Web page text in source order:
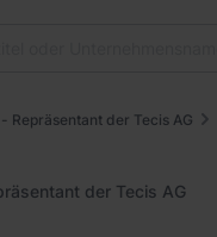
Repräsentant der Tecis AG
der Tecis AG